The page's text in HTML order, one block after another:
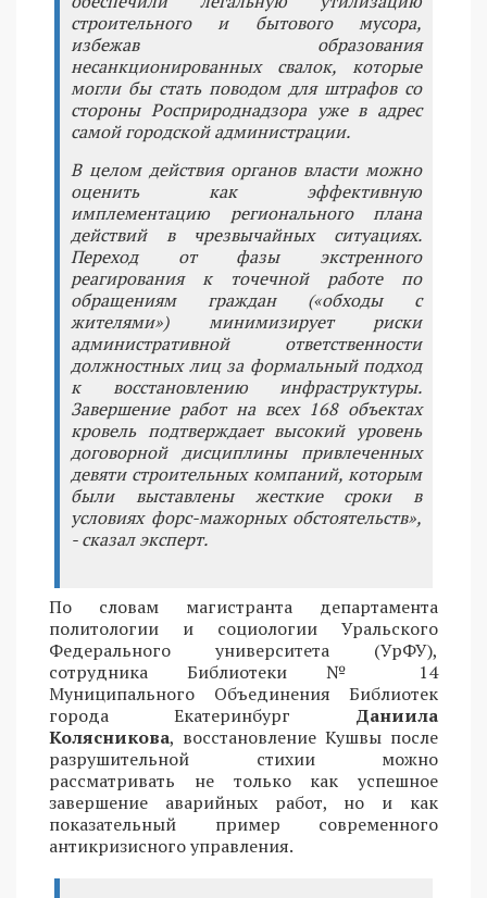
строительного и бытового мусора,
избежав образования
несанкционированных свалок, которые
могли бы стать поводом для штрафов со
стороны Росприроднадзора уже в адрес
самой городской администрации.
В целом действия органов власти можно
оценить как эффективную
имплементацию регионального плана
действий в чрезвычайных ситуациях.
Переход от фазы экстренного
реагирования к точечной работе по
обращениям граждан («обходы с
жителями») минимизирует риски
административной ответственности
должностных лиц за формальный подход
к восстановлению инфраструктуры.
Завершение работ на всех 168 объектах
кровель подтверждает высокий уровень
договорной дисциплины привлеченных
девяти строительных компаний, которым
были выставлены жесткие сроки в
условиях форс-мажорных обстоятельств»,
- сказал эксперт.
По словам магистранта департамента
политологии и социологии Уральского
Федерального университета (УрФУ),
сотрудника Библиотеки № 14
Муниципального Объединения Библиотек
города Екатеринбург Даниила
Колясникова, восстановление Кушвы после
разрушительной стихии можно
рассматривать не только как успешное
завершение аварийных работ, но и как
показательный пример современного
антикризисного управления.